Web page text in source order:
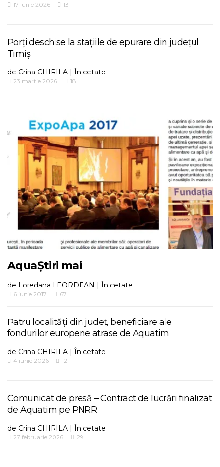
17 iunie 2026 13
Porți deschise la stațiile de epurare din județul
Timiș
de Crina CHIRILA | În cetate
23 martie 2026 18
AquaȘtiri mai
de Loredana LEORDEAN | În cetate
6 iunie 2017 67
Patru localități din județ, beneficiare ale
fondurilor europene atrase de Aquatim
de Crina CHIRILA | În cetate
4 iunie 2026 12
Comunicat de presă – Contract de lucrări finalizat
de Aquatim pe PNRR
de Crina CHIRILA | În cetate
27 februarie 2026 29